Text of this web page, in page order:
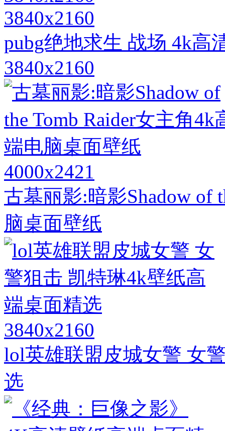
3840x2160
pubg绝地求生 战场 4k高
3840x2160
4000x2421
古墓丽影:暗影Shadow of
脑桌面壁纸
3840x2160
lol英雄联盟皮城女警 女
选